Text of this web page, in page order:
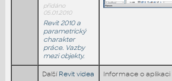
přidáno
05.01.2010
Revit 2010 a
parametrický
charakter
práce. Vazby
mezi objekty.
Další Revit videa Informace o aplikaci